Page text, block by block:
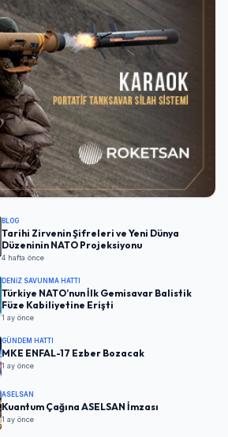
BLOG
Tarihi Zirvenin Şifreleri ve Yeni Dünya
Düzeninin NATO Projeksiyonu
4 hafta önce
DENIZ SAVUNMA HATTI
Türkiye NATO’nun İlk Gemisavar Balistik
Füze Kabiliyetine Erişti
1 ay önce
GÜNDEM HATTI
MKE ENFAL-17 Ezber Bozacak
1 ay önce
ASELSAN
Kuantum Çağına ASELSAN İmzası
1 ay önce